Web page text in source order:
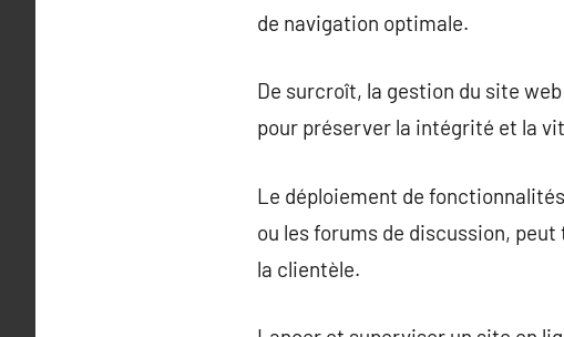
de navigation optimale.
De surcroît, la gestion du site
pour préserver la intégrité et la
Le déploiement de
ou les forums de discussion,
la clientèle.